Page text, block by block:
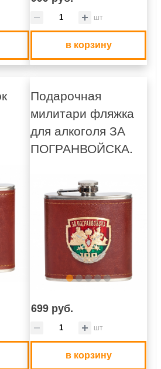
шт
в корзину
Подарочная
милитари фляжка
для алкоголя ЗА
ПОГРАНВОЙСКА.
699 руб.
шт
в корзину